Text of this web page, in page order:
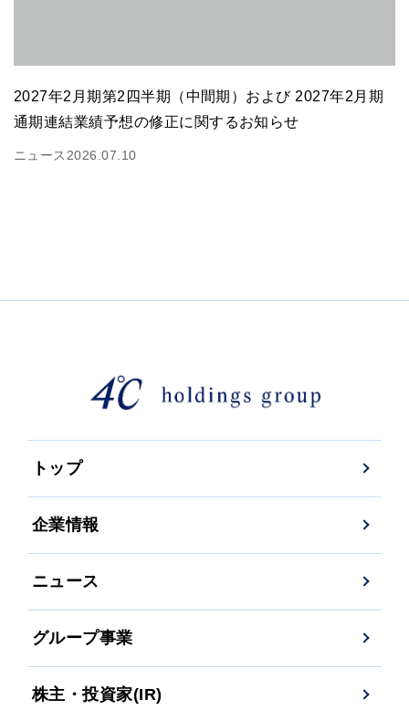
2027年2月期第2四半期（中間期）および 2027年2月期
通期連結業績予想の修正に関するお知らせ
ニュース 2026.07.10
トップ
企業情報
ニュース
グループ事業
株主・投資家(IR)